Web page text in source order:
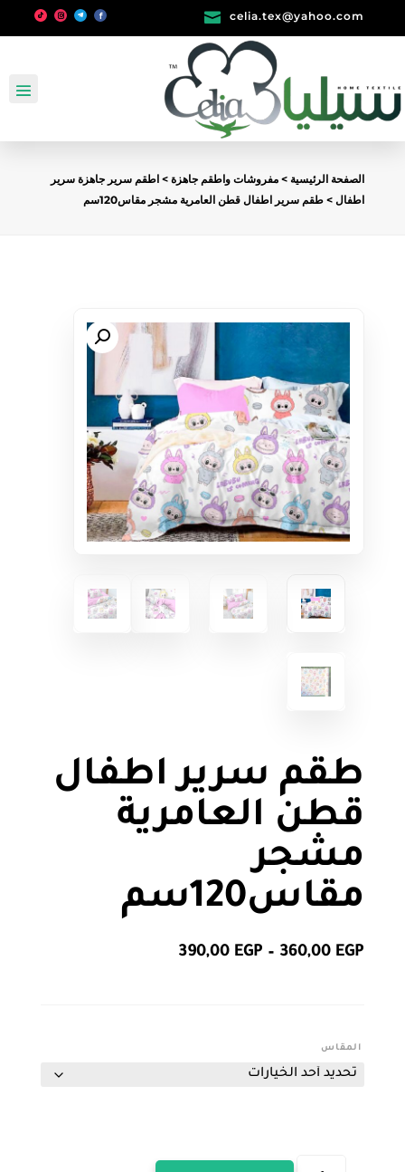
 celia.tex@yahoo.com
الصفحة الرئيسية > مفروشات واطقم جاهزة> اطقم سرير جاهزة سرير
اطفال > طقم سرير اطفال قطن العامرية مشجر مقاس120سم
طقم سرير اطفال
قطن العامرية
مشجر
مقاس120سم
360,00 EGP
–
390,00 EGP
نطاق
المقاس